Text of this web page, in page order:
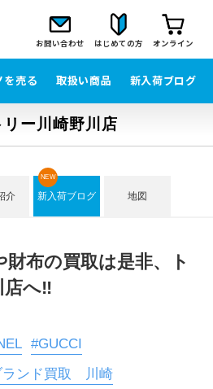
お問い合わせ はじめての方 オンライン
を売る 取扱い商品 新入荷ブログ
リー川崎野川店
介 新入荷ブログ
NEW
地図
布の買取は是非、ト
店へ‼
#GUCCI
ランド買取 川崎